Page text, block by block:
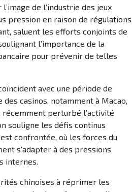
de l’industrie des jeux
pression en raison de régulations
saluent les efforts conjoints de
l’importance de la
pour prévenir de telles
avec une période de
casinos, notamment à Macao,
perturbé l’activité
souligne les défis continus
confrontée, où les forces du
s’adapter à des pressions
internes.
chinoises à réprimer les